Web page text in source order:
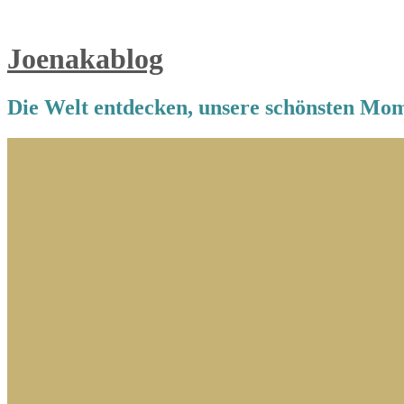
Joenakablog
Die Welt entdecken, unsere schönsten